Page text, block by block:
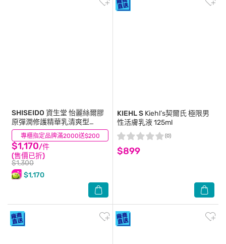
專櫃指定品牌滿2000送$200
SHISEIDO 資生堂 怡麗絲爾膠
原彈潤修護精華乳清爽型
130ML
$1,170/件
(售價已折)
$1,300
$1,170
(1)
KIEHL S Kiehl’s契爾氏 極限男
性活膚乳液 125ml
$899
(0)